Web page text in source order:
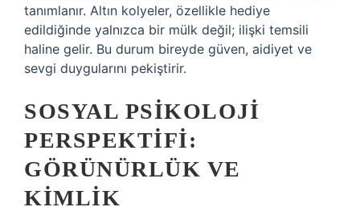
tanımlanır. Altın kolyeler, özellikle hediye
edildiğinde yalnızca bir mülk değil; ilişki temsili
haline gelir. Bu durum bireyde güven, aidiyet ve
sevgi duygularını pekiştirir.
SOSYAL PSIKOLOJI
PERSPEKTIFI:
GÖRÜNÜRLÜK VE
KIMLIK